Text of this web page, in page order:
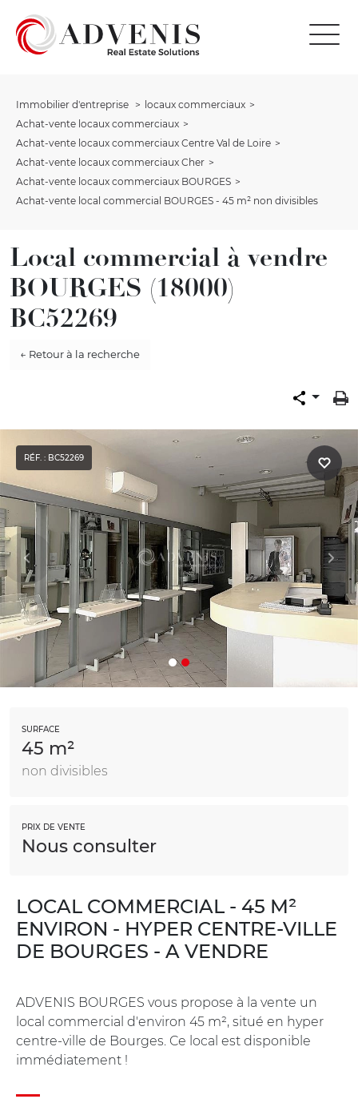
Immobilier d'entreprise
locaux commerciaux
Achat-vente locaux commerciaux
Achat-vente locaux commerciaux Centre Val de Loire
Achat-vente locaux commerciaux Cher
Achat-vente locaux commerciaux BOURGES
Achat-vente local commercial BOURGES - 45 m² non divisibles
Local commercial à vendre
BOURGES (18000)
BC52269
← Retour à la recherche
RÉF. : BC52269
SURFACE
45 m²
non divisibles
PRIX DE VENTE
Nous consulter
LOCAL COMMERCIAL - 45 M²
ENVIRON - HYPER CENTRE-VILLE
DE BOURGES - A VENDRE
ADVENIS BOURGES vous propose à la vente un
local commercial d'environ 45 m², situé en hyper
centre-ville de Bourges. Ce local est disponible
immédiatement !